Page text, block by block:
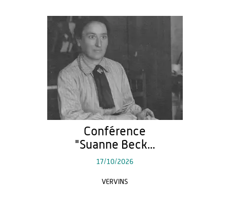
Conférence
"Suanne Beck...
17/10/2026
VERVINS